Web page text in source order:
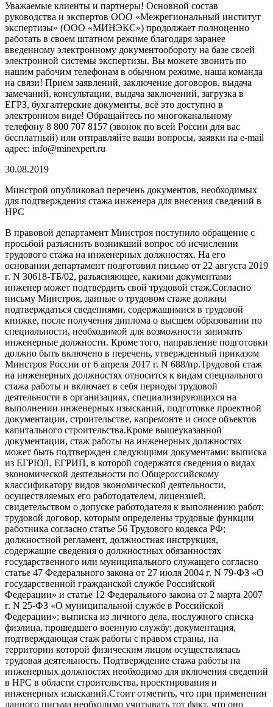
Уважаемые клиенты и партнеры! Основной состав
руководства и экспертов ООО «Межрегиональный институт
экспертизы» (ООО «МИНЭКС») продолжает полноценно
работать в своем штатном режиме благодаря заранее
введенному электронному документообороту на базе своей
электронной системы экспертизы. Вы можете звонить по
нашим рабочим телефонам в обычном режиме, наша команда
на связи! Прием заявлений, заключение договоров, выдача
замечаний, консультации, выдача заключений, загрузка в
ЕГРЗ, бухгалтерские документы, всё это доступно в
электронном виде! Обращайтесь по многоканальному
телефону 8 800 707 8157 (звонок по всей России для вас
бесплатный) или отправляйте ваши вопросы, заявки на e-mail
адрес: info@minexpert.ru
30.08.2019
Минстрой опубликовал перечень документов, необходимых
для подтверждения стажа инженера для внесения сведений в
НРС
В правовой департамент Минстроя поступило обращение с
просьбой разъяснить возникший вопрос об исчислении
трудового стажа на инженерных должностях. На его
основании департамент подготовил письмо от 22 августа 2019
г. N 30618-ТБ/02, разъясняющее, какими документами
инженер может подтвердить свой трудовой стаж.Согласно
письму Минстроя, данные о трудовом стаже должны
подтверждаться сведениями, содержащимися в трудовой
книжке, после получения диплома о высшем образовании по
специальности, необходимой для возможности занимать
инженерные должности. Кроме того, направление подготовки
должно быть включено в перечень, утвержденный приказом
Минстроя России от 6 апреля 2017 г. N 688/пр.Трудовой стаж
на инженерных должностях относится к видам специального
стажа работы и включает в себя периоды трудовой
деятельности в организациях, специализирующихся на
выполнении инженерных изысканий, подготовке проектной
документации, строительстве, капремонте и сносе объектов
капитального строительства.Кроме вышеуказанной
документации, стаж работы на инженерных должностях
может быть подтвержден следующими документами: выписка
из ЕГРЮЛ, ЕГРИП, в которой содержатся сведения о видах
экономической деятельности по Общероссийскому
классификатору видов экономической деятельности,
осуществляемых его работодателем, лицензией,
свидетельством о допуске работодателя к выполнению работ;
трудовой договор, которым определены трудовые функции
работника согласно статье 56 Трудового кодекса РФ;
должностной регламент, должностная инструкция,
содержащие сведения о должностных обязанностях
государственного или муниципального служащего согласно
статье 47 Федерального закона от 27 июля 2004 г. N 79-ФЗ «О
государственной гражданской службе Российской
Федерации» и статье 12 Федерального закона от 2 марта 2007
г. N 25-ФЗ «О муниципальной службе в Российской
Федерации»; выписка из личного дела, послужного списка
физлица, прошедшего военную службу; документация,
подтверждающая стаж работы с правом страны, на
территории которой физическим лицом осуществлялась
трудовая деятельность. Подтверждение стажа работы на
инженерных должностях необходимо для включения сведений
в НРС в области строительства, проектирования и
инженерных изысканий.Стоит отметить, что при применении
данного письма необходимо учитывать тот факт, что оно